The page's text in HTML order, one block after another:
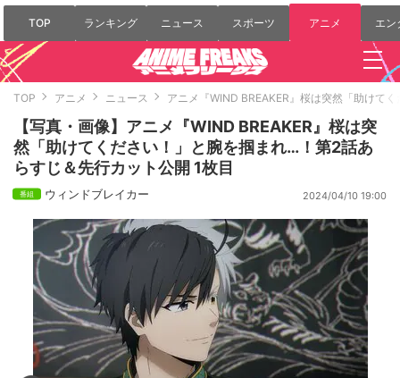
TOP ランキング ニュース スポーツ アニメ エン
TOP アニメ ニュース アニメ『WIND BREAKER』桜は突然「助けて
【写真・画像】アニメ『WIND BREAKER』桜は突
然「助けてください！」と腕を掴まれ…！第2話あ
らすじ＆先行カット公開 1枚目
ウィンドブレイカー 2024/04/10 19:00